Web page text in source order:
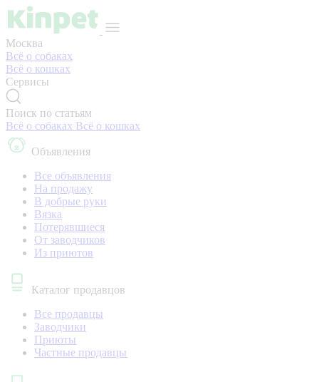
Москва
Всё о собаках
Всё о кошках
Сервисы
Поиск по статьям
Всё о собаках Всё о кошках
Объявления
Все объявления
На продажу
В добрые руки
Вязка
Потерявшиеся
От заводчиков
Из приютов
Каталог продавцов
Все продавцы
Заводчики
Приюты
Частные продавцы